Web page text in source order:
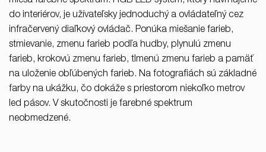
do interiérov, je užívateľsky jednoduchý a ovládateľný cez
infračervený diaľkový ovládač. Ponúka miešanie farieb,
stmievanie, zmenu farieb podľa hudby, plynulú zmenu
farieb, krokovú zmenu farieb, tlmenú zmenu farieb a pamäť
na uloženie obľúbených farieb. Na fotografiách sú základné
farby na ukážku, čo dokáže s priestorom niekoľko metrov
led pásov. V skutočnosti je farebné spektrum
neobmedzené.